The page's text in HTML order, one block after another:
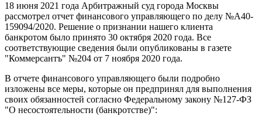
18 июня 2021 года Арбитражный суд города Москвы
рассмотрел отчет финансового управляющего по делу №А40-
159094/2020. Решение о признании нашего клиента
банкротом было принято 30 октября 2020 года. Все
соответствующие сведения были опубликованы в газете
"Коммерсантъ" №204 от 7 ноября 2020 года.
В отчете финансового управляющего были подробно
изложены все меры, которые он предпринял для выполнения
своих обязанностей согласно Федеральному закону №127-ФЗ
"О несостоятельности (банкротстве)":